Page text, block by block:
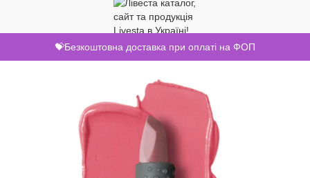
💝Безкоштовна доставка при оплаті на ФОП